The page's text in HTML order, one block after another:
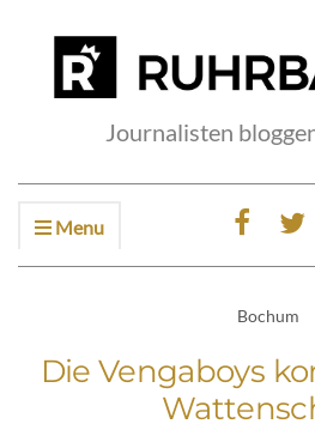
Journalisten
Menu
Bochum
Die Vengaboys